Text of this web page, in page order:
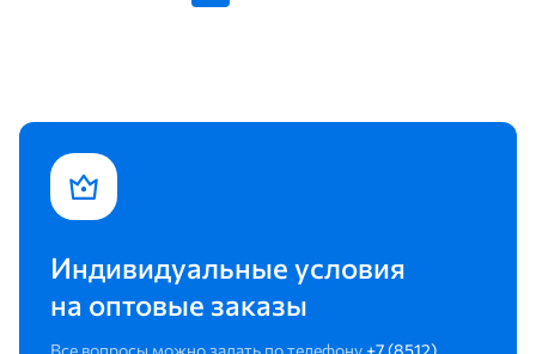
Индивидуальные условия
на оптовые заказы
Все вопросы можно задать по телефону +7 (8512)